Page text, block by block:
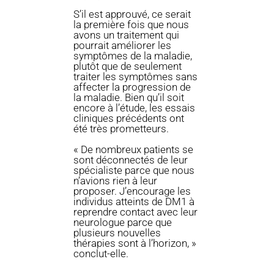
S’il est approuvé, ce serait
la première fois que nous
avons un traitement qui
pourrait améliorer les
symptômes de la maladie,
plutôt que de seulement
traiter les symptômes sans
affecter la progression de
la maladie. Bien qu’il soit
encore à l’étude, les essais
cliniques précédents ont
été très prometteurs.
« De nombreux patients se
sont déconnectés de leur
spécialiste parce que nous
n’avions rien à leur
proposer. J’encourage les
individus atteints de DM1 à
reprendre contact avec leur
neurologue parce que
plusieurs nouvelles
thérapies sont à l’horizon, »
conclut-elle.